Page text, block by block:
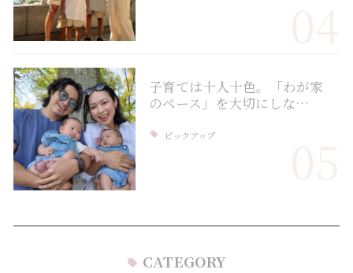
子育ては十人十色。「わが家
のペース」を大切にしな…
ピックアップ
CATEGORY